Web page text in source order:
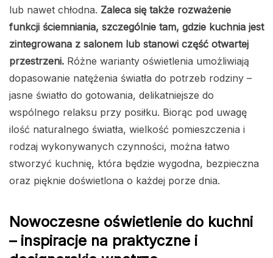
lub nawet chłodna. Zaleca się także rozważenie
funkcji ściemniania, szczególnie tam, gdzie kuchnia jest
zintegrowana z salonem lub stanowi część otwartej
przestrzeni. Różne warianty oświetlenia umożliwiają
dopasowanie natężenia światła do potrzeb rodziny –
jasne światło do gotowania, delikatniejsze do
wspólnego relaksu przy posiłku. Biorąc pod uwagę
ilość naturalnego światła, wielkość pomieszczenia i
rodzaj wykonywanych czynności, można łatwo
stworzyć kuchnię, która będzie wygodna, bezpieczna
oraz pięknie doświetlona o każdej porze dnia.
Nowoczesne oświetlenie do kuchni
– inspiracje na praktyczne i